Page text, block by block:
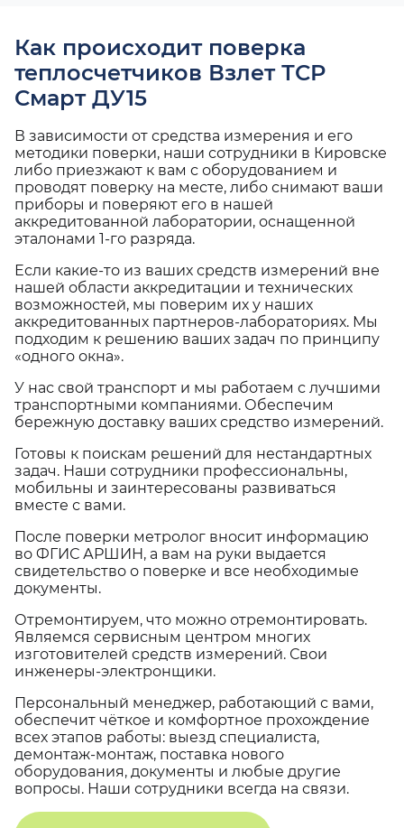
Как происходит поверка
теплосчетчиков Взлет ТСР
Смарт ДУ15
В зависимости от средства измерения и его
методики поверки, наши сотрудники в Кировске
либо приезжают к вам с оборудованием и
проводят поверку на месте, либо снимают ваши
приборы и поверяют его в нашей
аккредитованной лаборатории, оснащенной
эталонами 1-го разряда.
Если какие-то из ваших средств измерений вне
нашей области аккредитации и технических
возможностей, мы поверим их у наших
аккредитованных партнеров-лабораториях. Мы
подходим к решению ваших задач по принципу
«одного окна».
У нас свой транспорт и мы работаем с лучшими
транспортными компаниями. Обеспечим
бережную доставку ваших средство измерений.
Готовы к поискам решений для нестандартных
задач. Наши сотрудники профессиональны,
мобильны и заинтересованы развиваться
вместе с вами.
После поверки метролог вносит информацию
во ФГИС АРШИН, а вам на руки выдается
свидетельство о поверке и все необходимые
документы.
Отремонтируем, что можно отремонтировать.
Являемся сервисным центром многих
изготовителей средств измерений. Свои
инженеры-электронщики.
Персональный менеджер, работающий с вами,
обеспечит чёткое и комфортное прохождение
всех этапов работы: выезд специалиста,
демонтаж-монтаж, поставка нового
оборудования, документы и любые другие
вопросы. Наши сотрудники всегда на связи.